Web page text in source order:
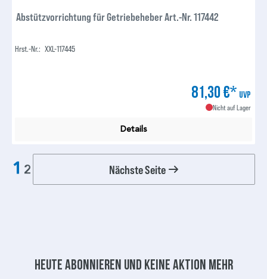
Abstützvorrichtung für Getriebeheber Art.-Nr. 117442
Hrst.-Nr.: XXL-117445
81,30 €* UVP
Nicht auf Lager
Details
1 2 Nächste Seite
Heute abonnieren und keine aktion mehr